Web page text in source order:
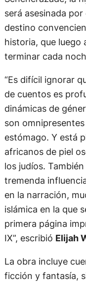
será asesinada
destino
historia, que luego
terminar cada
“Es difícil ignorar
de cuentos es
dinámicas de
son
estómago. Y está
africanos de piel
los judíos.
tremenda
en la narración,
islámica en la que
primera página
IX”, escribió Elijah
La obra incluye
ficción y fantasía,